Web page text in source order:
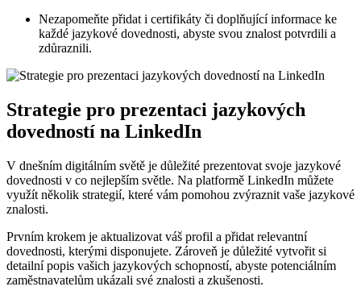
Nezapomeňte ⁤přidat i certifikáty či doplňující informace ke
každé ⁢jazykové ‍dovednosti, abyste svou‍ znalost potvrdili a⁣
zdůraznili.
Strategie​ pro prezentaci jazykových
dovedností na ​LinkedIn
V dnešním digitálním ⁤světě je důležité prezentovat ⁤svoje jazykové
dovednosti​ v co nejlepším světle. Na platformě⁢ LinkedIn můžete
využít⁣ několik strategií, které vám pomohou zvýraznit vaše​ jazykové
znalosti.
Prvním krokem je ​aktualizovat ‍váš profil⁢ a přidat‌ relevantní
dovednosti, kterými disponujete. Zároveň je důležité vytvořit si
detailní⁣ popis‌ vašich ‌jazykových schopností, abyste potenciálním
zaměstnavatelům ukázali své znalosti a ‌zkušenosti.